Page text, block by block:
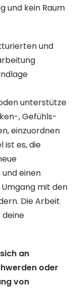
und kein Raum
und
unterstütze
, Gefühls-
einzuordnen
ist es, die
einen
mit den
Die Arbeit
an
oder
von